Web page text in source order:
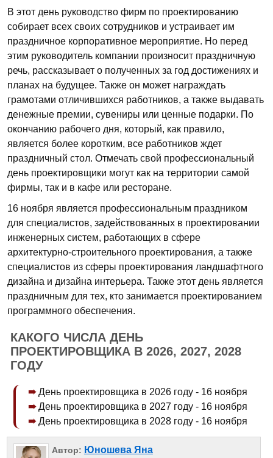
В этот день руководство фирм по проектированию
собирает всех своих сотрудников и устраивает им
праздничное корпоративное мероприятие. Но перед
этим руководитель компании произносит праздничную
речь, рассказывает о полученных за год достижениях и
планах на будущее. Также он может награждать
грамотами отличившихся работников, а также выдавать
денежные премии, сувениры или ценные подарки. По
окончанию рабочего дня, который, как правило,
является более коротким, все работников ждет
праздничный стол. Отмечать свой профессиональный
день проектировщики могут как на территории самой
фирмы, так и в кафе или ресторане.
16 ноября является профессиональным праздником
для специалистов, задействованных в проектировании
инженерных систем, работающих в сфере
архитектурно-строительного проектирования, а также
специалистов из сферы проектирования ландшафтного
дизайна и дизайна интерьера. Также этот день является
праздничным для тех, кто занимается проектированием
программного обеспечения.
КАКОГО ЧИСЛА ДЕНЬ
ПРОЕКТИРОВЩИКА В 2026, 2027, 2028
ГОДУ
День проектировщика в 2026 году - 16 ноября
День проектировщика в 2027 году - 16 ноября
День проектировщика в 2028 году - 16 ноября
Автор: Юношева Яна